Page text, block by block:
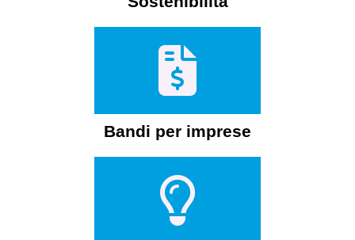
Bandi per imprese